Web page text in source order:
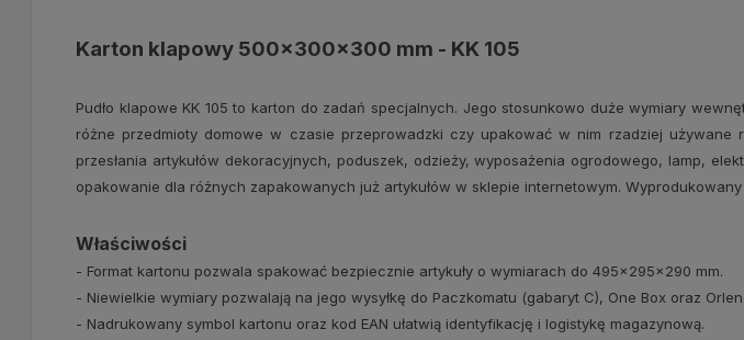
Karton klapowy 500x300x300 mm - KK 105
Pudło klapowe KK 105 to karton do zadań specjalnych. Jego stosunkowo duże wymiary
różne przedmioty domowe w czasie przeprowadzki czy upakować w nim rzadziej
przesłania artykułów dekoracyjnych, poduszek, odzieży, wyposażenia ogrodowego, lamp,
opakowanie dla różnych zapakowanych już artykułów w sklepie internetowym.
Właściwości
- Format kartonu pozwala spakować bezpiecznie artykuły o wymiarach do 495x295x290 mm.
- Niewielkie wymiary pozwalają na jego wysyłkę do Paczkomatu (gabaryt C), One Box oraz
- Nadrukowany symbol kartonu oraz kod EAN ułatwią identyfikację i logistykę magazynową.